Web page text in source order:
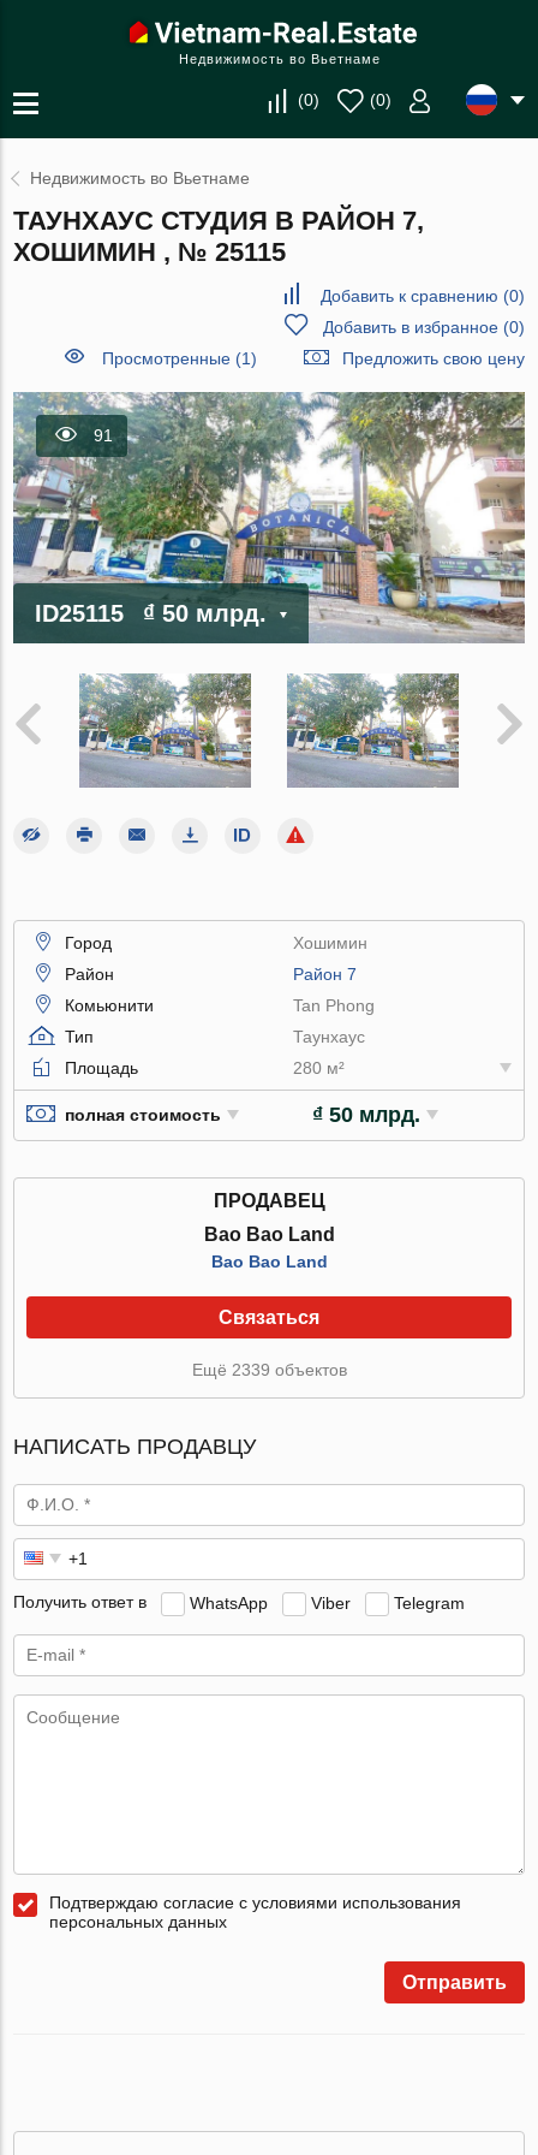
Недвижимость во Вьетнаме
(0) (0)
Недвижимость во Вьетнаме
ТАУНХАУС СТУДИЯ В РАЙОН 7,
ХОШИМИН , № 25115
Добавить к сравнению (0)
Добавить в избранное(0)
Просмотренные (1)
Предложить свою цену
91
ID25115 ₫ 50 млрд.
Город
Хошимин
Район
Район 7
Комьюнити
Tan Phong
Тип
Таунхаус
Площадь
280 м²
полная стоимость ₫ 50 млрд.
ПРОДАВЕЦ
Bao Bao Land
Bao Bao Land
Связаться
Ещё 2339 объектов
НАПИСАТЬ ПРОДАВЦУ
Получить ответ в WhatsApp Viber Telegram
Подтверждаю согласие с условиями использования
персональных данных
Отправить